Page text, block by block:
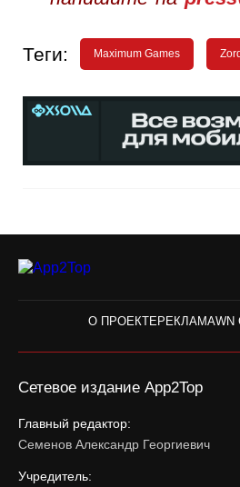
Теги: Maximum Games
О ПРОЕКТЕРЕКЛАМАWN
Сетевое издание App2Top
Главный редактор:
Семенов Александр Георгиевич
Учредитель: